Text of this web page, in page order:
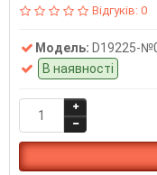
Відгуків: 0
Модель: D19225-
В наявності